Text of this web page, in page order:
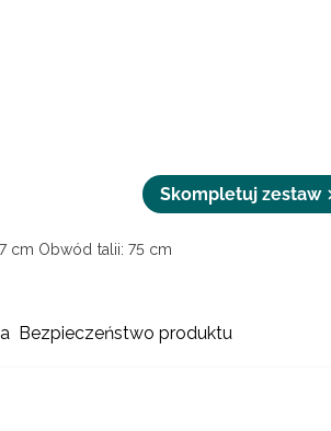
Skompletuj zestaw
cm Obwód talii: 75 cm
Bezpieczeństwo produktu